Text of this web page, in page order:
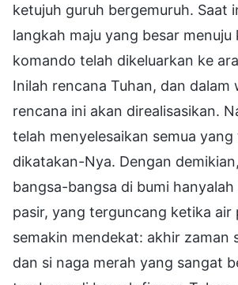
ketujuh guruh bergemuruh. Saat
langkah maju yang besar menuju
komando telah dikeluarkan ke
Inilah rencana Tuhan, dan dalam
rencana ini akan direalisasikan.
telah menyelesaikan semua yang
dikatakan-Nya. Dengan
bangsa-bangsa di bumi
pasir, yang terguncang ketika air
semakin mendekat: akhir zaman
dan si naga merah yang sangat